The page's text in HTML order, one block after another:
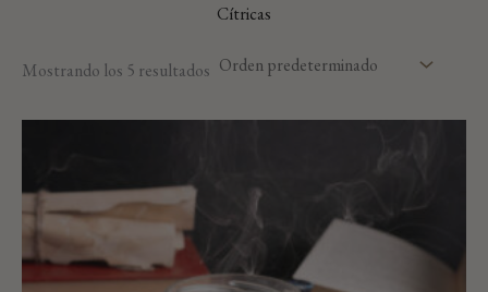
Cítricas
Mostrando los 5 resultados